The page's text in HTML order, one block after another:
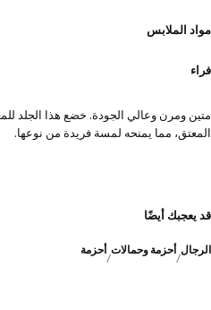
مواد الملابس
فراء
متين ومرن وعالي الجودة. خضع هذا الجلد
المعتق، مما يمنحه لمسة فريدة من نوعها.
قد يعجبك أيضًا
الرجال أحزمة وحمالات أحزمة